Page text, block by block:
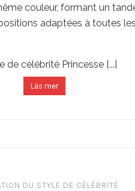
couleur, formant un
adaptées à toutes
Läs mer
DU STYLE DE CÉLÉBRITÉ